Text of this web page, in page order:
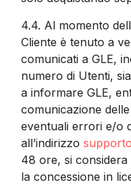
4.4. Al momento
Cliente è tenuto a
comunicati a GLE,
numero di Utenti,
a informare GLE,
comunicazione
eventuali errori e/o
all’indirizzo
48 ore, si
la concessione in